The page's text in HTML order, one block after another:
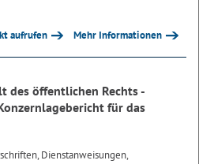
aufrufen Mehr Informationen
des öffentlichen Rechts -
für das
Dienstanweisungen,